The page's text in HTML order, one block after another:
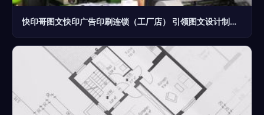
快印哥图文快印广告印刷连锁（工厂店） 引领图文设计制作新标准